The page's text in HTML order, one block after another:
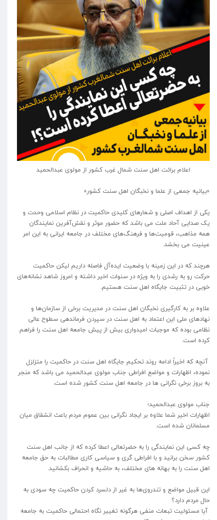
اعلام برائت اهل سنت شمال‌ غرب کشور از مولوی عبدالحمید
«بیانیه جمعی از علما و نخبگان اهل سنت کشور»
یکی از اهداف اصلی و شعارهای کلیدی حاکمیت در نظام اسلامی وحدت و
یک صدایی آحاد ملت می باشد که حضور موثر و نقش‌آفرین نمایندگان
همه مذاهب، قومیت‌ها و فرهنگ‌های مختلف در جامعه ایرانی به این امر
عینیت می بخشد.
هرچند که در این زمینه با وضعیت ایده‌آل فاصله داریم لیکن حاکمیت
حرکت رو به رشدی را به ویژه در سنوات اخیر داشته و امروز شاهد نشانه‌های
خوبی در تثبیت جایگاه اهل سنت هستیم.
علاوه بر به کارگیری نخبگان اهل سنت در مدیریت برخی از سازمان‌ها و
نهادهای ملی این اعتماد به اهل سنت در سپردن فرماندهی سطوح عالی
نظامی بوده که موجبات امیدواری بیش از پیش جامعه اهل سنت را فراهم
کرده است.
آنچه که اخیراً ادامه روند تحکیم جایگاه اهل سنت در حاکمیت را متزلزل
نموده، اظهارات و مواضع افراطی جناب مولوی عبدالحمید می باشد که منجر
به بروز برخی نگرانی ها در جامعه اهل سنت کشور شده است.
جناب مولوی عبدالحمید؛
اظهارات اخیر شما علاوه بر ایجاد نگرانی بین عموم مردم باعث انشقاق میان
مسلمانان شده است.
چه کسی این نمایندگی را به حضرتعالی اعطا کرده که از جانب اهل سنت
کشور سخن برانید و با افراطی گری و سیاسی کاری مطالبات به حق جامعه
اهل سنت را به بهانه های مختلف، به حاشیه و انحراف بکشانید.
این قبیل مواضع و تندروی‌ها به غیر از دلسرد کردن حاکمیت چه سودی به
حال مردم دارد؟
آیا مسئولیت تبعات منفی هرگونه تغییر نگاه احتمالی حاکمیت به جامعه